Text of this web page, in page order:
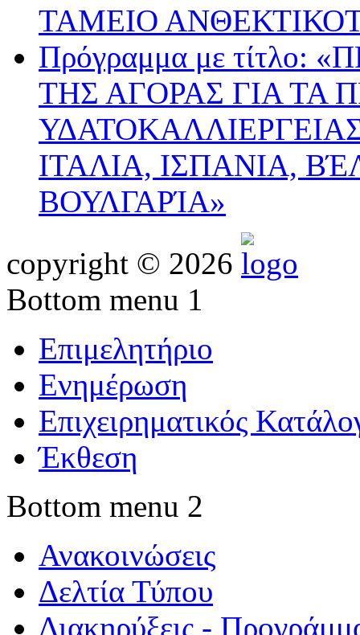
ΤΑΜΕΙΟ
Πρόγραμμα με
ΤΗΣ ΑΓΟΡΑΣ ΓΙΑ ΤΑ
ΙΤΑΛΙΑ, ΙΣΠΑΝΙΑ,
ΒΟΥΛΓΑΡΊΑ»
copyright © 2026
Bottom menu 1
Επιμελητήριο
Ενημέρωση
Επιχειρηματικός
Έκθεση
Bottom menu 2
Ανακοινώσεις
Δελτία Τύπου
Διακηρύξεις -